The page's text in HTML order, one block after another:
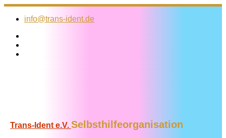
Zum
Inhalt
info@trans-ident.de
Trans-Ident e.V. Selbsthilfeorganisation